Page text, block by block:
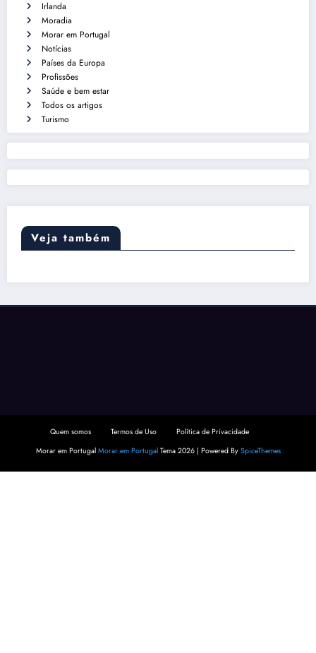
Irlanda
Moradia
Morar em Portugal
Notícias
Países da Europa
Profissões
Saúde e bem estar
Todos os artigos
Turismo
Veja também
Quem somos Termos de Uso
Política de Privacidade
Morar em Portugal Morar em PortugalTema 2026 | Powered By SpiceThemes